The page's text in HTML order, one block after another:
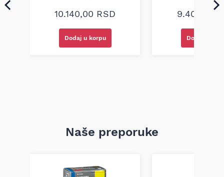
10.140,00 RSD
Dodaj u korpu
9.400,00
Dodaj u
Naše preporuke